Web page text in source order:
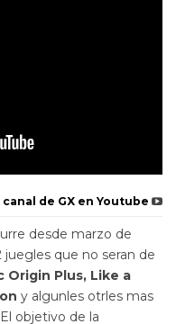
de GX en Youtube
desde marzo de
juegles que no seran de
Origin Plus, Like a
y algunles otrles mas
objetivo de la